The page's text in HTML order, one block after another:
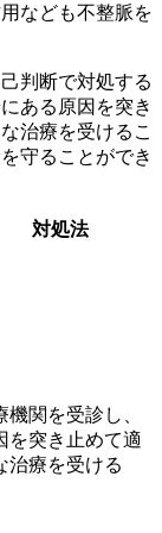
なども不整脈を
判断で対処する
ある原因を突き
治療を受けるこ
守ることができ
対処法
機関を受診し、
を突き止めて適
治療を受ける